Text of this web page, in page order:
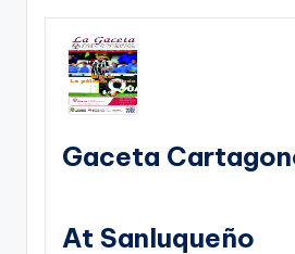
Gaceta
At Sanluqueño